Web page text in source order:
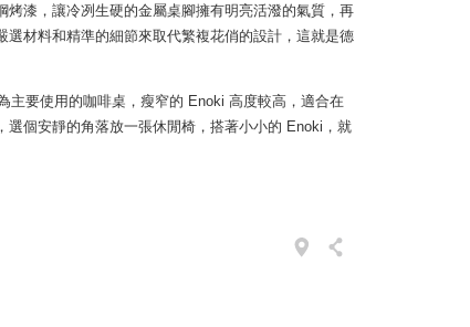
烤漆，讓冷冽生硬的金屬桌腳擁有明亮活潑的氣質，再
選材料和精準的細節來取代繁複花俏的設計，這就是德
主要使用的咖啡桌，瘦窄的 Enoki 高度較高，適合在
選個安靜的角落放一張休閒椅，搭著小小的 Enoki，就